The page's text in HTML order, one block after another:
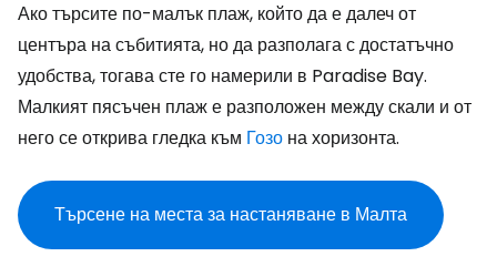
Ако търсите по-малък плаж, който да е далеч от
центъра на събитията, но да разполага с достатъчно
удобства, тогава сте го намерили в Paradise Bay.
Малкият пясъчен плаж е разположен между скали и от
него се открива гледка към Гозо на хоризонта.
Търсене на места за настаняване в Малта